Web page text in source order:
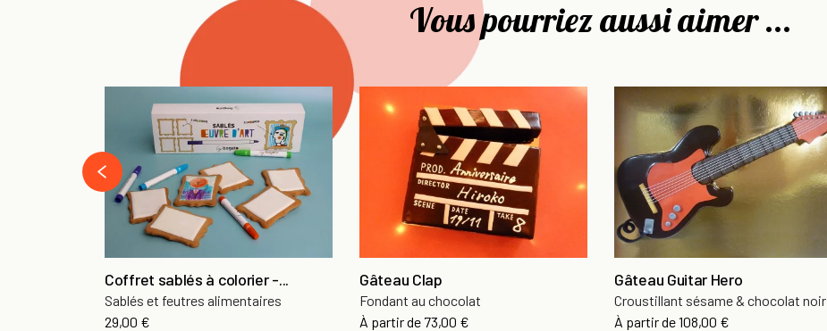
Vous pourriez aussi aimer ...
Coffret sablés à colorier -...
Sablés et feutres alimentaires
29,00 €
Gâteau Clap
Fondant au chocolat
À partir de 73,00 €
Gâteau Guitar Hero
Croustillant sésame & chocolat noir
À partir de108,00 €
‹